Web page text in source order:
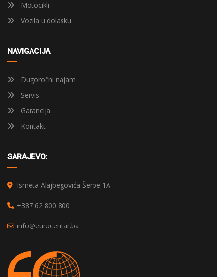
Motocikli
Vozila u dolasku
NAVIGACIJA
Dugoročni najam
Servis
Garancija
Kontakt
SARAJEVO:
Ismeta Alajbegovića Šerbe 1A
+387 62 800 800
info@eurocentar.ba